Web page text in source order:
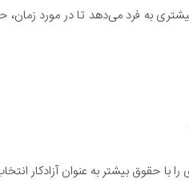
به فرد می‌دهد تا در مورد
حقوق بیشتر به عنوان آزادکار